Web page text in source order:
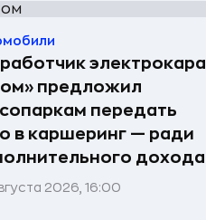
электрокара
предложил
передать
в каршеринг — ради
дохода
2026, 16:00